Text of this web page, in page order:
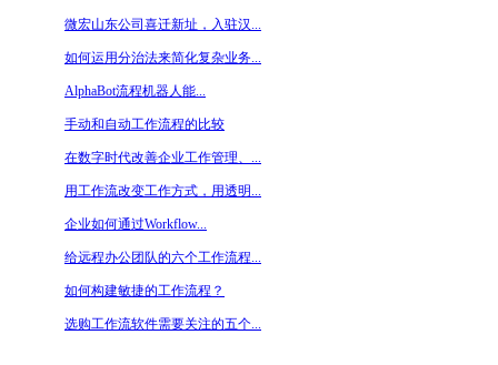
微宏山东公司喜迁新址，入驻汉...
如何运用分治法来简化复杂业务...
AlphaBot流程机器人能...
手动和自动工作流程的比较
在数字时代改善企业工作管理、...
用工作流改变工作方式，用透明...
企业如何通过Workflow...
给远程办公团队的六个工作流程...
如何构建敏捷的工作流程？
选购工作流软件需要关注的五个...